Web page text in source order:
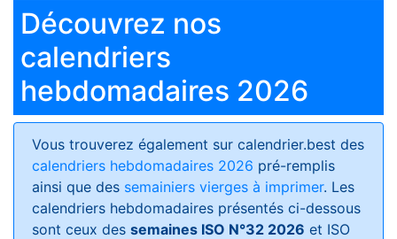
Découvrez nos
calendriers
hebdomadaires 2026
Vous trouverez également sur calendrier.best des
calendriers hebdomadaires 2026 pré-remplis
ainsi que des semainiers vierges à imprimer. Les
calendriers hebdomadaires présentés ci-dessous
sont ceux des semaines ISO N°32 2026 et ISO